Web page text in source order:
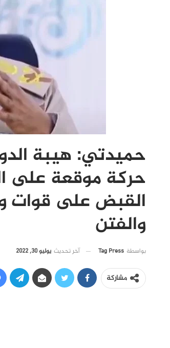
حميدتي: هيبة
حركة موقعة على
القبض على قوات
والفتن
بواسطة Tag Press آخر تحديث يوليو 30, 2022
مشاركة